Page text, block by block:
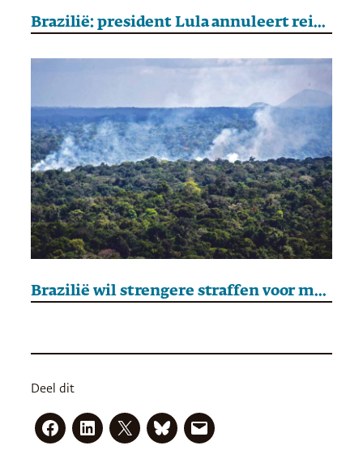
Brazilië: president Lula annuleert reis naar BRICS-top na ‘ernstig’ ongeluk
Brazilië wil strengere straffen voor milieudelicten invoeren
Deel dit